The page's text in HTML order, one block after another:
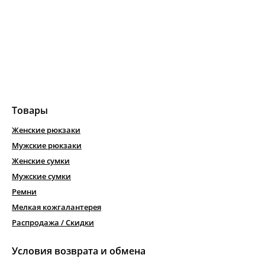
Товары
Женские рюкзаки
Мужские рюкзаки
Женские сумки
Мужские сумки
Ремни
Мелкая кожгалантерея
Распродажа / Скидки
Условия возврата и обмена